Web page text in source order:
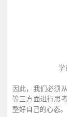
学
因此，我们必须
等三方面进行思
整好自己的心态。